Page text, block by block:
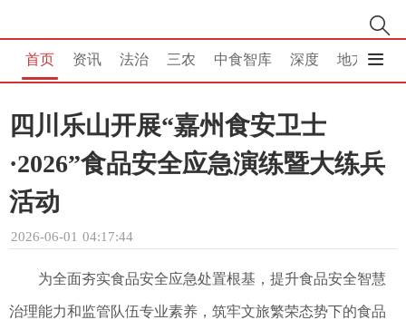
首页 资讯 法治 三农 中食智库 深度 地方
四川乐山开展“嘉州食安卫士
·2026”食品安全应急演练暨大练兵
活动
2026-06-01 04:17:44
为全面夯实食品安全应急处置根基，提升食品安全智慧
治理能力和监管队伍专业素养，筑牢文旅繁荣态势下的食品